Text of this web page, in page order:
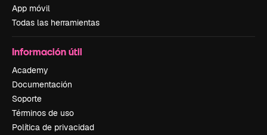
App móvil
Todas las herramientas
Información útil
Academy
Documentación
Soporte
Términos de uso
Política de privacidad